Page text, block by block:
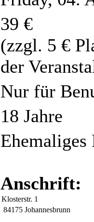
39 €
(zzgl. 5 €
der
Nur für
18 Jahre
Ehemaliges
Anschrift:
Klosterstr. 1
84175 Johannesbrunn